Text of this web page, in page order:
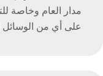
مدار العام وخاصة
على أي من الوسائل